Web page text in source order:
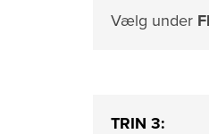
Vælg under
TRIN 3: